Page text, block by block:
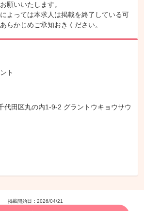
願いいたします。
よっては本求人は掲載を終了している可
らかじめご承知おきください。
ト
代田区丸の内1-9-2 グラントウキョウサウ
掲載開始日： 2026/04/21